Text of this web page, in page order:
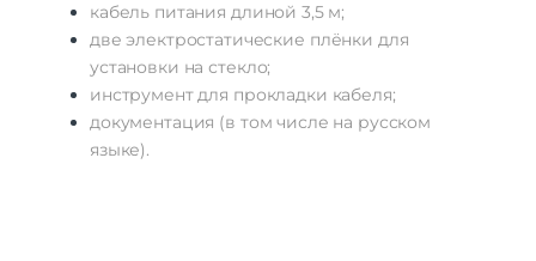
кабель питания длиной 3,5м;
две электростатические плёнки для
установки на стекло;
инструментдля прокладки кабеля;
документация (в том числе на русском
языке).